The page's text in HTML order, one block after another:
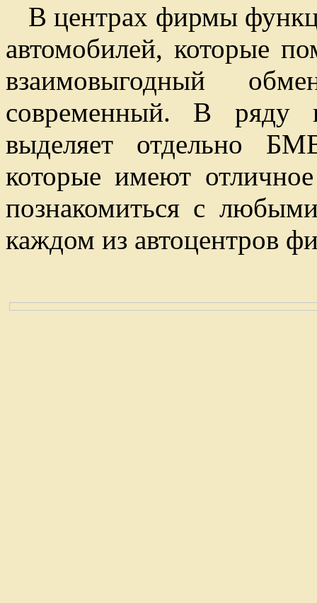
В центрах фирмы
автомобилей, которые
взаимовыгодный
современный. В ряду
выделяет отдельно
которые имеют
познакомиться с
каждом из автоцентров